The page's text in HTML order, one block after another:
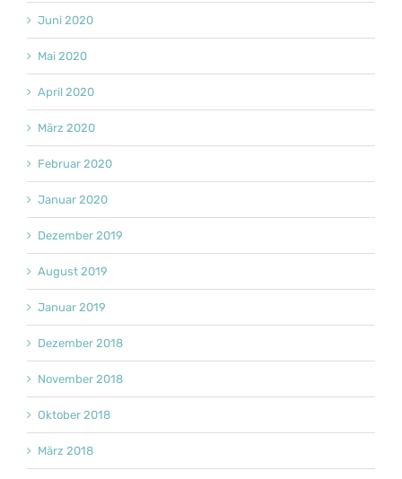
Juni 2020
Mai 2020
April 2020
März 2020
Februar 2020
Januar 2020
Dezember 2019
August 2019
Januar 2019
Dezember 2018
November 2018
Oktober 2018
März 2018